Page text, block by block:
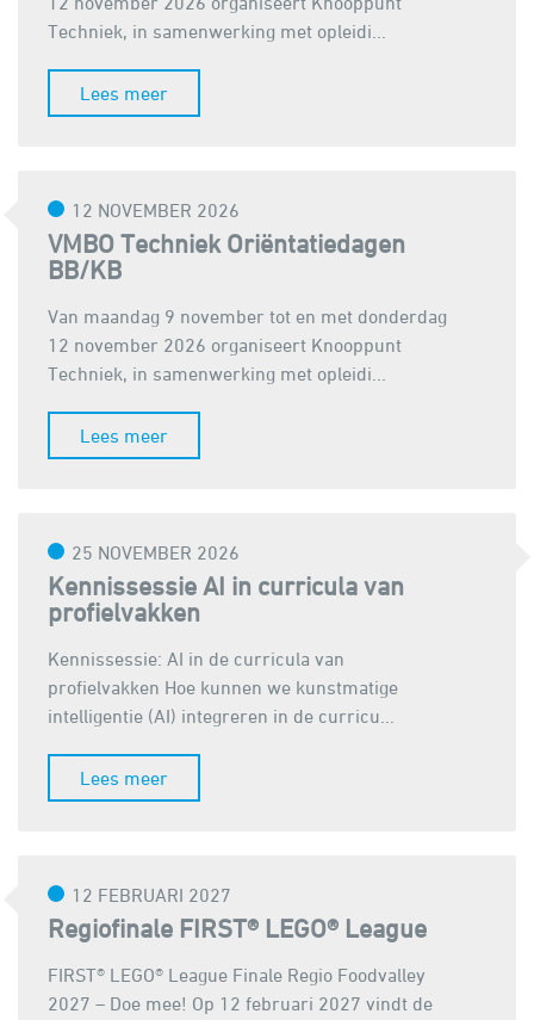
Techniek, in samenwerking met opleidi...
Lees meer
12 NOVEMBER 2026
VMBO Techniek Oriëntatiedagen
BB/KB
Van maandag 9 november tot en met donderdag
12 november 2026 organiseert Knooppunt
Techniek, in samenwerking met opleidi...
Lees meer
25 NOVEMBER 2026
Kennissessie AI in curricula van
profielvakken
Kennissessie: AI in de curricula van
profielvakken Hoe kunnen we kunstmatige
intelligentie (AI) integreren in de curricu...
Lees meer
12 FEBRUARI 2027
Regiofinale FIRST® LEGO® League
FIRST® LEGO® League Finale Regio Foodvalley
2027 – Doe mee! Op 12 februari 2027 vindt de